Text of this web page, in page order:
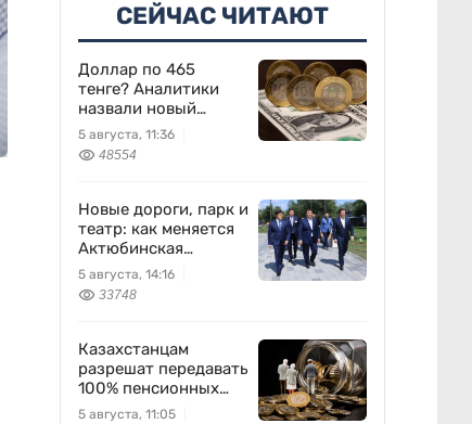
СЕЙЧАС ЧИТАЮТ
Доллар по 465
тенге? Аналитики
назвали новый
диапазон
5 августа, 11:36
48554
Новые дороги, парк и
театр: как меняется
Актюбинская
область
5 августа, 14:16
33748
Казахстанцам
разрешат передавать
100% пенсионных
накоплений
5 августа, 11:05